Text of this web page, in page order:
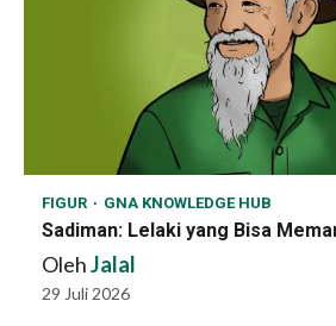
FIGUR GNA KNOWLEDGE HUB
Sadiman: Lelaki yang Bisa
OlehJalal
29 Juli 2026